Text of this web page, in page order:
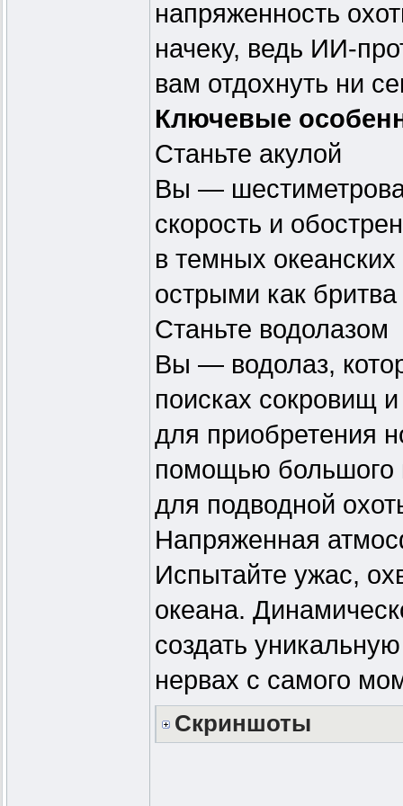
напряженность
начеку, ведь ИИ-
вам отдохнуть ни
Ключевые
Станьте акулой
Вы —
скорость и
в темных
острыми как
Станьте водолазом
Вы — водолаз,
поисках сокровищ и
для приобретения
помощью большого
для подводной
Напряженная
Испытайте ужас,
океана.
создать
нервах с самого
Скриншоты